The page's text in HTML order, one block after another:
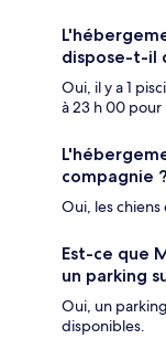
dispose-t-il
Oui, il y a 1
à 23 h 00 pour
compagnie ?
Oui, les chiens
Est-ce que
un parking
Oui, un
disponibles.